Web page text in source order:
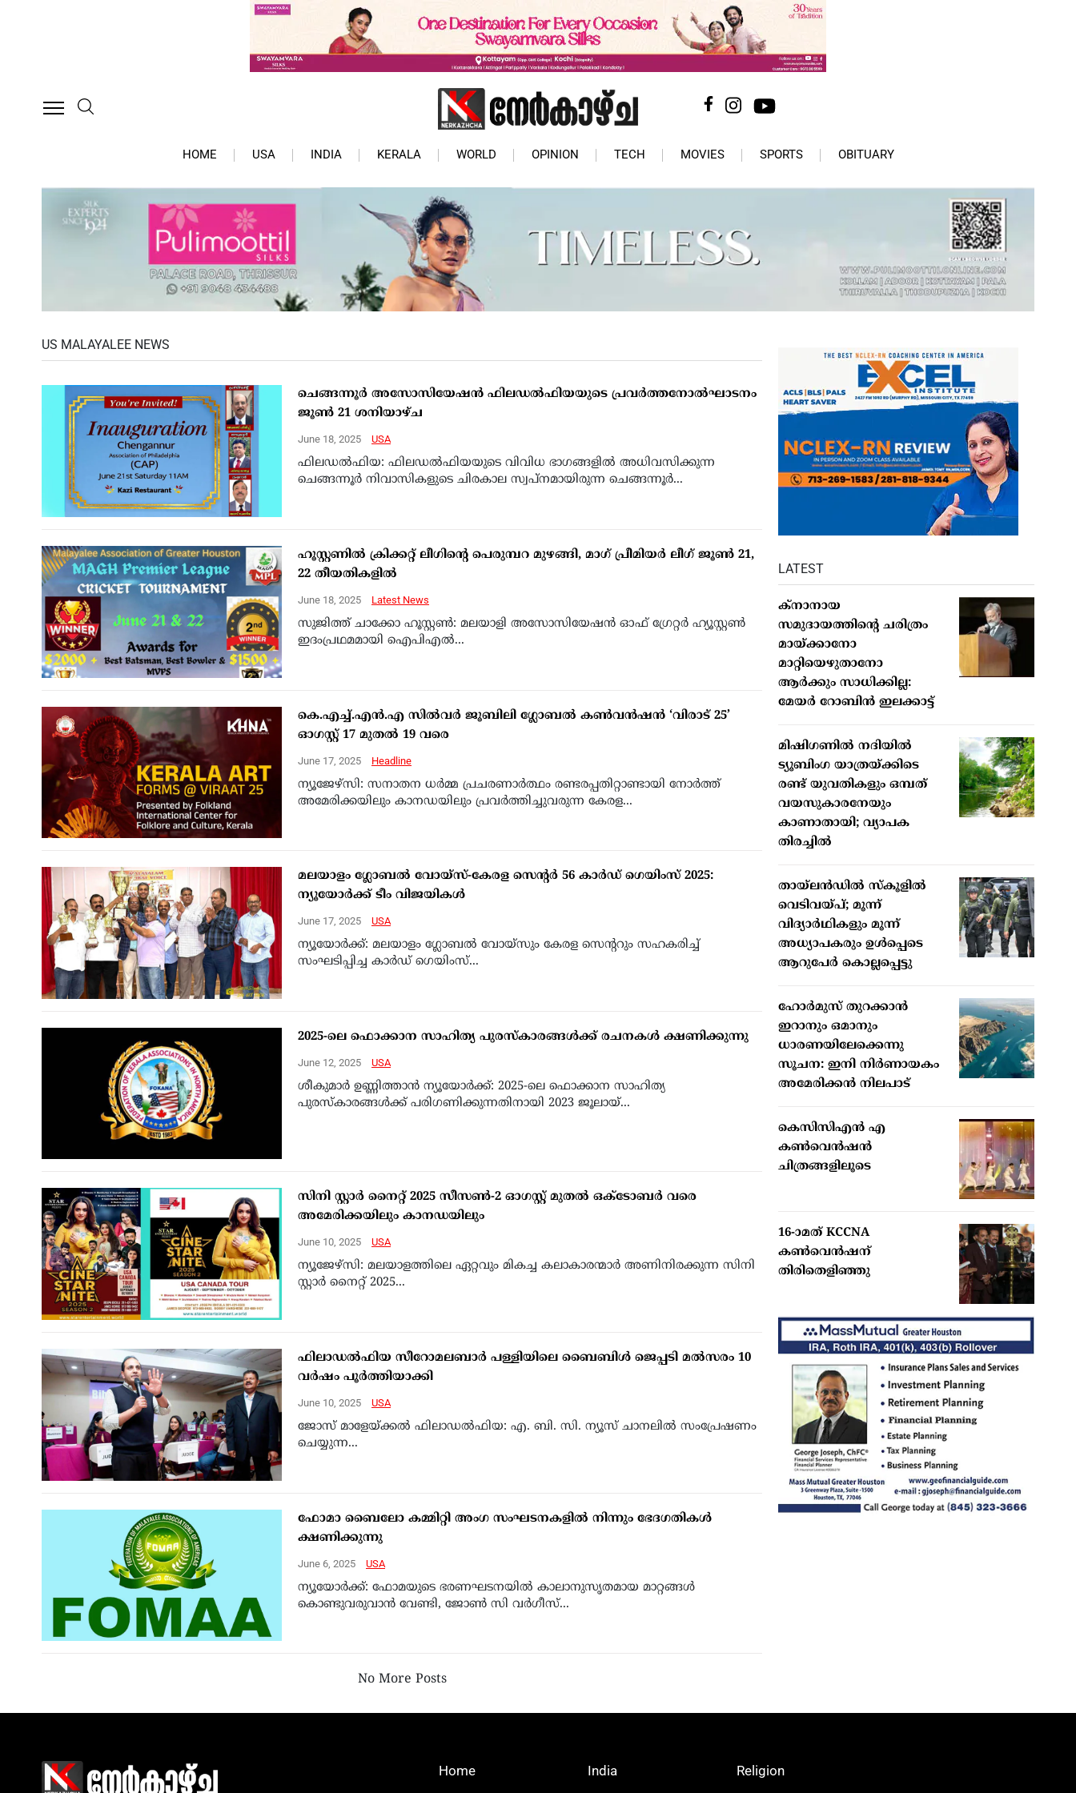
HOME USA INDIA KERALA WORLD OPINION TECH MOVIES SPORTS OBITUARY
US MALAYALEE NEWS
ചെങ്ങന്നൂര്‍ അസോസിയേഷന്‍ ഫിലഡല്‍ഫിയയുടെ പ്രവര്‍ത്തനോല്‍ഘാടനം
ജൂണ്‍ 21 ശനിയാഴ്ച
June 18, 2025 USA
ഫിലഡല്‍ഫിയ: ഫിലഡല്‍ഫിയയുടെ വിവിധ ഭാഗങ്ങളില്‍ അധിവസിക്കുന്ന
ചെങ്ങന്നൂര്‍ നിവാസികളുടെ ചിരകാല സ്വപ്നമായിരുന്ന ചെങ്ങന്നൂര്‍...
ഹൂസ്റ്റണില്‍ ക്രിക്കറ്റ് ലീഗിന്റെ പെരുമ്പറ മുഴങ്ങി, മാഗ് പ്രീമിയര്‍ ലീഗ് ജൂണ്‍ 21,
22 തീയതികളില്‍
June 18, 2025 Latest News
സുജിത്ത് ചാക്കോ ഹൂസ്റ്റണ്‍: മലയാളി അസോസിയേഷന്‍ ഓഫ് ഗ്രേറ്റര്‍ ഹ്യൂസ്റ്റണ്‍
ഇദംപ്രഥമമായി ഐപിഎല്‍...
കെ.എച്ച്.എന്‍.എ സില്‍വര്‍ ജൂബിലി ഗ്ലോബല്‍ കണ്‍വന്‍ഷന്‍ ‘വിരാട് 25’
ഓഗസ്റ്റ് 17 മുതല്‍ 19 വരെ
June 17, 2025 Headline
ന്യൂജേഴ്സി: സനാതന ധര്‍മ്മ പ്രചരണാര്‍ത്ഥം രണ്ടരപ്പതിറ്റാണ്ടായി നോര്‍ത്ത്
അമേരിക്കയിലും കാനഡയിലും പ്രവര്‍ത്തിച്ചുവരുന്ന കേരള...
മലയാളം ഗ്ലോബല്‍ വോയ്‌സ്-കേരള സെന്റര്‍ 56 കാര്‍ഡ് ഗെയിംസ് 2025:
ന്യൂയോര്‍ക്ക് ടീം വിജയികള്‍
June 17, 2025 USA
ന്യൂയോര്‍ക്ക്: മലയാളം ഗ്ലോബല്‍ വോയ്‌സും കേരള സെന്ററും സഹകരിച്ച്
സംഘടിപ്പിച്ച കാര്‍ഡ് ഗെയിംസ്...
2025-ലെ ഫൊക്കാന സാഹിത്യ പുരസ്‌കാരങ്ങള്‍ക്ക് രചനകള്‍ ക്ഷണിക്കുന്നു
June 12, 2025 USA
ശീകുമാര്‍ ഉണ്ണിത്താന്‍ ന്യൂയോര്‍ക്ക്: 2025-ലെ ഫൊക്കാന സാഹിത്യ
പുരസ്‌കാരങ്ങള്‍ക്ക് പരിഗണിക്കുന്നതിനായി 2023 ജൂലായ്...
സിനി സ്റ്റാര്‍ നൈറ്റ് 2025 സീസണ്‍-2 ഓഗസ്റ്റ് മുതല്‍ ഒക്ടോബര്‍ വരെ
അമേരിക്കയിലും കാനഡയിലും
June 10, 2025 USA
ന്യൂജേഴ്‌സി: മലയാളത്തിലെ ഏറ്റവും മികച്ച കലാകാരന്മാര്‍ അണിനിരക്കുന്ന സിനി
സ്റ്റാര്‍ നൈറ്റ് 2025...
ഫിലാഡല്‍ഫിയ സീറോമലബാര്‍ പള്ളിയിലെ ബൈബിള്‍ ജെപ്പടി മല്‍സരം 10
വര്‍ഷം പൂര്‍ത്തിയാക്കി
June 10, 2025 USA
ജോസ് മാളേയ്ക്കല്‍ ഫിലാഡല്‍ഫിയ: എ. ബി. സി. ന്യൂസ് ചാനലില്‍ സംപ്രേഷണം
ചെയ്യുന്ന...
ഫോമാ ബൈലോ കമ്മിറ്റി അംഗ സംഘടനകളില്‍ നിന്നും ഭേദഗതികള്‍
ക്ഷണിക്കുന്നു
June 6, 2025 USA
ന്യൂയോര്‍ക്ക്: ഫോമയുടെ ഭരണഘടനയില്‍ കാലാനുസൃതമായ മാറ്റങ്ങള്‍
കൊണ്ടുവരുവാന്‍ വേണ്ടി, ജോണ്‍ സി വര്‍ഗീസ്...
No More Posts
LATEST
ക്നാനായ
സമുദായത്തിന്റെ ചരിത്രം
മായ്ക്കാനോ
മാറ്റിയെഴുതാനോ
ആർക്കും സാധിക്കില്ല:
മേയർ റോബിൻ ഇലക്കാട്ട്
മിഷിഗണില്‍ നദിയില്‍
ട്യൂബിംഗ യാത്രയ്ക്കിടെ
രണ്ട് യുവതികളും ഒമ്പത്
വയസുകാരനേയും
കാണാതായി; വ്യാപക
തിരച്ചില്‍
തായ്ലന്‍ഡില്‍ സ്‌കൂളില്‍
വെടിവയ്പ്; മൂന്ന്
വിദ്യാര്‍ഥികളും മൂന്ന്
അധ്യാപകരും ഉള്‍പ്പെടെ
ആറുപേര്‍ കൊല്ലപ്പെട്ടു
ഹോര്‍മുസ് തുറക്കാന്‍
ഇറാനും ഒമാനും
ധാരണയിലേക്കെന്നു
സൂചന: ഇനി നിര്‍ണായകം
അമേരിക്കന്‍ നിലപാട്
കെസിസിഎൻ എ
കൺവെൻഷൻ
ചിത്രങ്ങളിലൂടെ
16-ാമത് KCCNA
കൺവെൻഷന്
തിരിതെളിഞ്ഞു
Home
India
Religion